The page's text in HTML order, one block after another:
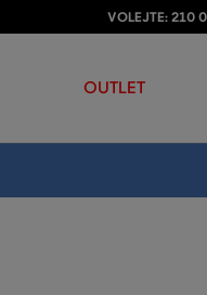
VOLEJTE: 210
OUTLET